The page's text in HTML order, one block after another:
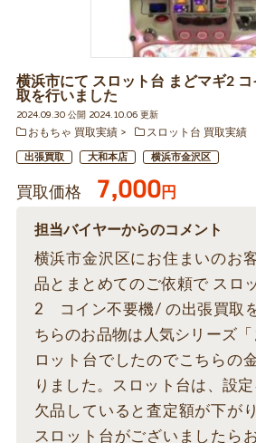
横浜市にて スロット台 まどマギ2
取を行いました
2024.09.30 公開 2024.10.06 更新
おもちゃ 買取実績
スロット台 買取実績
出張買取 大和本店 横浜市金沢区
買取価格 7,000円
担当バイヤーからのコメント
横浜市金沢区にお住まいのお
品とまとめてのご依頼で ス
2 コイン不要機/ の出張買取
ちらのお品物は人気シリーズ
ロット台でしたのでこちらの
りました。スロット台は、設
欠品していると査定額が下が
スロット台がございましたら